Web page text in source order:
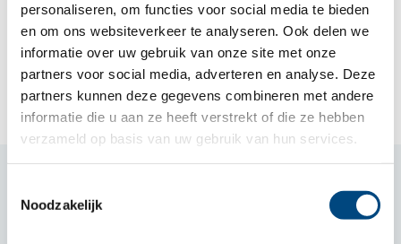
personaliseren, om functies voor social media te bieden
en om ons websiteverkeer te analyseren. Ook delen we
informatie over uw gebruik van onze site met onze
partners voor social media, adverteren en analyse. Deze
partners kunnen deze gegevens combineren met andere
informatie die u aan ze heeft verstrekt of die ze hebben
verzameld op basis van uw gebruik van hun services.
Noodzakelijk
Folder Woongroep